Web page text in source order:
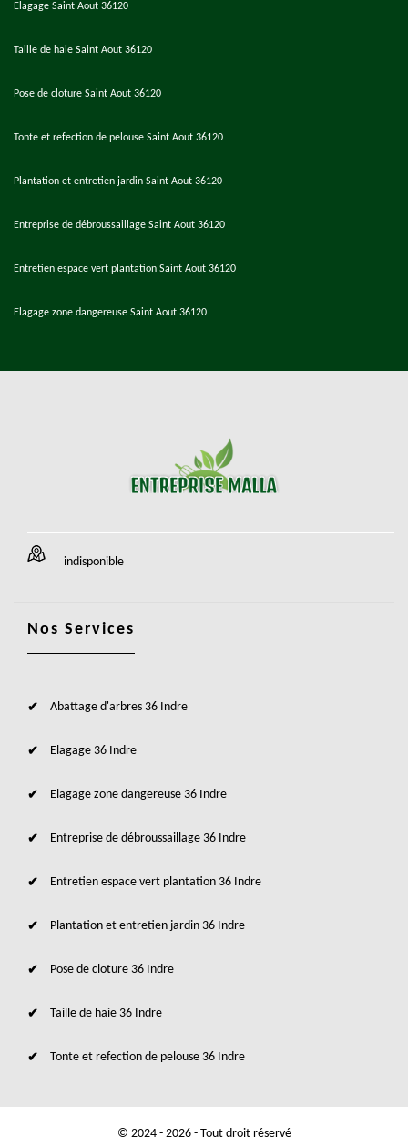
Elagage Saint Aout 36120
Taille de haie Saint Aout 36120
Pose de cloture Saint Aout 36120
Tonte et refection de pelouse Saint Aout 36120
Plantation et entretien jardin Saint Aout 36120
Entreprise de débroussaillage Saint Aout 36120
Entretien espace vert plantation Saint Aout 36120
Elagage zone dangereuse Saint Aout 36120
indisponible
Nos Services
Abattage d'arbres 36 Indre
Elagage 36 Indre
Elagage zone dangereuse 36 Indre
Entreprise de débroussaillage 36 Indre
Entretien espace vert plantation 36 Indre
Plantation et entretien jardin 36 Indre
Pose de cloture 36 Indre
Taille de haie 36 Indre
Tonte et refection de pelouse 36 Indre
© 2024 - 2026 - Tout droit réservé